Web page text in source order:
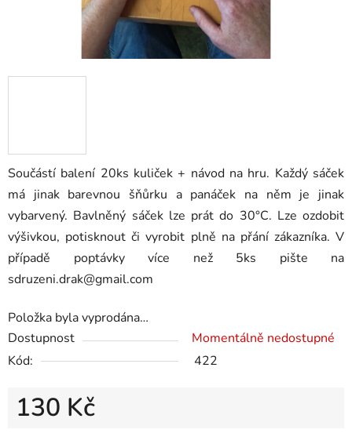
Součástí balení 20ks kuliček + návod na hru. Každý sáček
má jinak barevnou šňůrku a panáček na něm je jinak
vybarvený. Bavlněný sáček lze prát do 30°C. Lze ozdobit
výšivkou, potisknout či vyrobit plně na přání zákazníka. V
případě poptávky více než 5ks pište na
sdruzeni.drak@gmail.com
Položka byla vyprodána…
Dostupnost
Momentálně nedostupné
Kód:
422
130 Kč